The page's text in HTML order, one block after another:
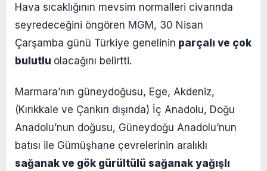
Hava sıcaklığının mevsim normalleri civarında
seyredeceğini öngören MGM, 30 Nisan
Çarşamba günü Türkiye genelinin parçalı ve çok
bulutlu olacağını belirtti.
Marmara’nın güneydoğusu, Ege, Akdeniz,
(Kırıkkale ve Çankırı dışında) İç Anadolu, Doğu
Anadolu’nun doğusu, Güneydoğu Anadolu’nun
batısı ile Gümüşhane çevrelerinin aralıklı
sağanak ve gök gürültülü sağanak yağışlı